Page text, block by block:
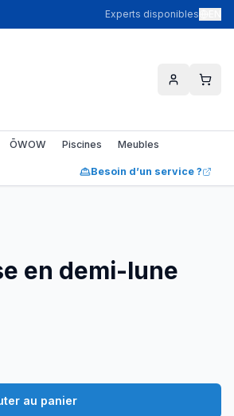
Experts disponibles
ŌWOW Piscines Meubles
Besoin d’un service ?
en demi-lune
au panier